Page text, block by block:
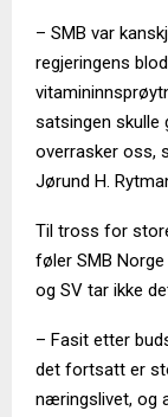
– SMB var
regjeringens
satsingen skulle
overrasker oss,
Jørund H.
Til tross for
føler SMB
og SV tar ikke
– Fasit etter
det fortsatt er
næringslivet, og